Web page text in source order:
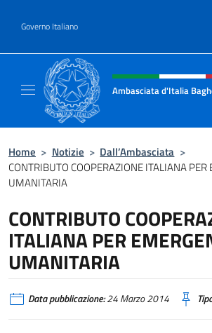
Governo Italiano
Intestazione sito,
Ambasciata d'Italia
Home > Notizie > Dall’Ambasciata >
CONTRIBUTO COOPERAZIONE ITALIANA PER
UMANITARIA
CONTRIBUTO
ITALIANA PER
UMANITARIA
Data pubblicazione:24 Marzo 2014